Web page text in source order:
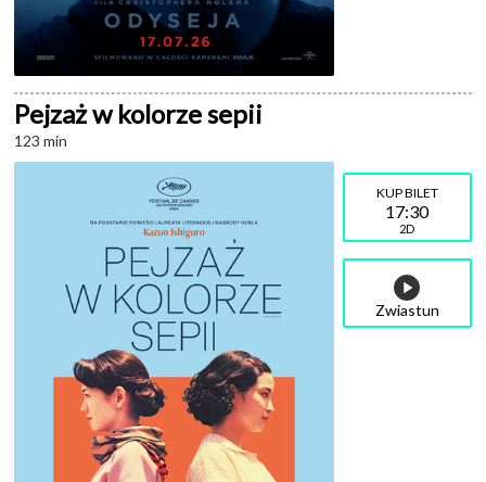
Pejzaż w kolorze sepii
123 min
17:30
2D
Zwiastun